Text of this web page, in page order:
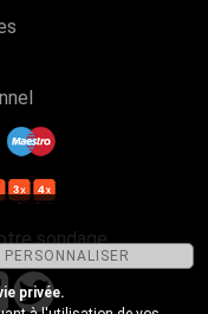
sondage
PERSONNALISER
privée.